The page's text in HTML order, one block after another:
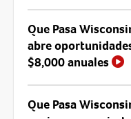
Que Pasa
abre
$8,000 anuales
Que Pasa